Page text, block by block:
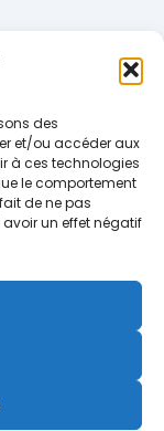
des
et/ou accéder aux
à ces technologies
le comportement
de ne pas
un effet négatif